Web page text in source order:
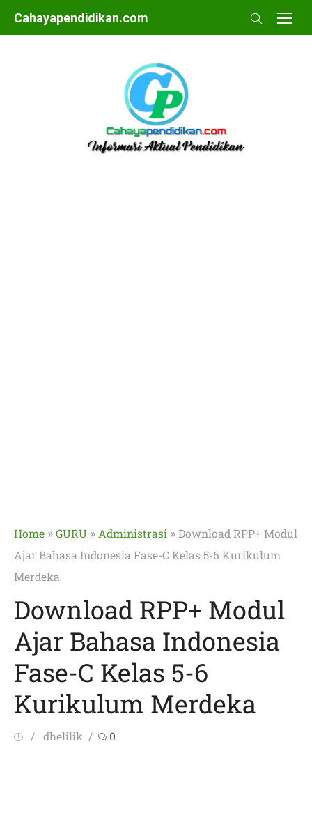
Skip
to
Cahayapendidikan.com
Home »GURU » Administrasi »Download RPP+ Modul
Ajar Bahasa Indonesia Fase-C Kelas 5-6 Kurikulum
Merdeka
Download RPP+ Modul
Ajar Bahasa Indonesia
Fase-C Kelas 5-6
Kurikulum Merdeka
PostedAuthor
dhelilik 0